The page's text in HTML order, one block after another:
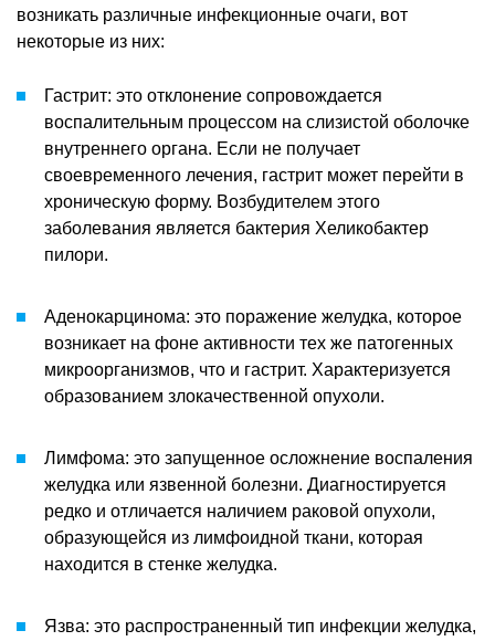
возникать различные инфекционные очаги, вот
некоторые из них:
Гастрит: это отклонение сопровождается
воспалительным процессом на слизистой оболочке
внутреннего органа. Если не получает
своевременного лечения, гастрит может перейти в
хроническую форму. Возбудителем этого
заболевания является бактерия Хеликобактер
пилори.
Аденокарцинома: это поражение желудка, которое
возникает на фоне активности тех же патогенных
микроорганизмов, что и гастрит. Характеризуется
образованием злокачественной опухоли.
Лимфома: это запущенное осложнение воспаления
желудка или язвенной болезни. Диагностируется
редко и отличается наличием раковой опухоли,
образующейся из лимфоидной ткани, которая
находится в стенке желудка.
Язва: это распространенный тип инфекции желудка,